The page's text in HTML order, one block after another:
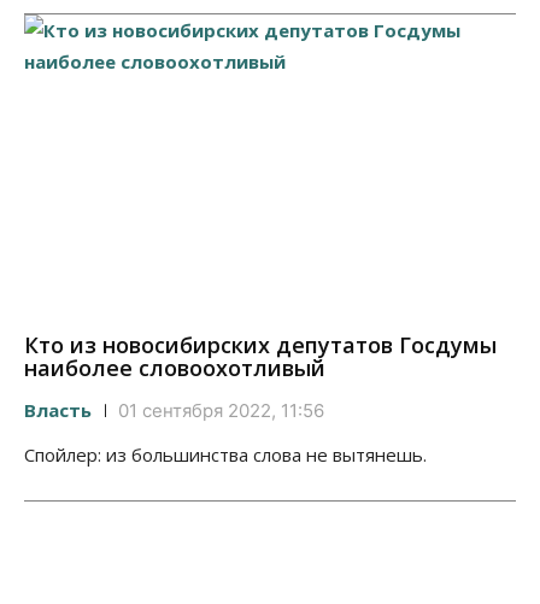
Кто из новосибирских депутатов Госдумы
наиболее словоохотливый
Власть 01 сентября 2022, 11:56
Спойлер: из большинства слова не вытянешь.